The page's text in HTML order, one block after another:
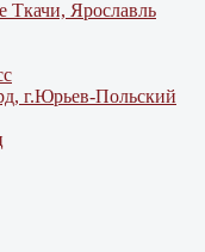
Ткачи, Ярославль
г.Юрьев-Польский